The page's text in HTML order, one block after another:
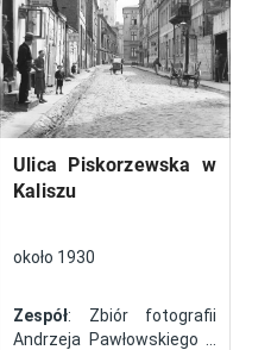
Ulica Piskorzewska w
Kaliszu
około 1930
Zespół: Zbiór fotografii
Andrzeja Pawłowskiego z